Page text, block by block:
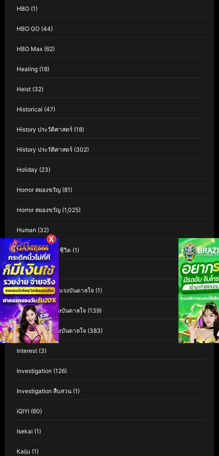
HBO (1)
HBO GO (44)
HBO Max (62)
Healing (18)
Heist (32)
Historical (47)
History ประวัติศาสตร์ (18)
History ประวัติศาสตร์ (302)
Holiday (23)
Horror สยองขวัญ (81)
Horror สยองขวัญ (1,025)
Human (32)
Human Interest ชีวิต (1)
Indie อินดี้(1)
Inspiration สร้างแรงบันดาลใจ (1)
Inspirational แรงบันดาลใจ (139)
Inspirational แรงบันดาลใจ (383)
Interest (3)
Investigation (126)
Investigation สืบสวน (1)
iQIYI (60)
Isekai (1)
Kaiju (1)
X